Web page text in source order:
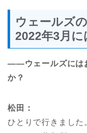
ウェールズ
2022年3月に
――ウェールズには
か？
松田：
ひとりで行きまし